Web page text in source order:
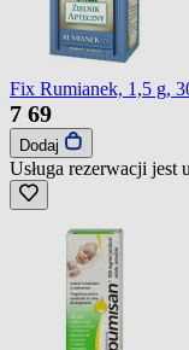
Fix Rumianek, 1,5 g,
7 69
Dodaj
Usługa rezerwacji jest